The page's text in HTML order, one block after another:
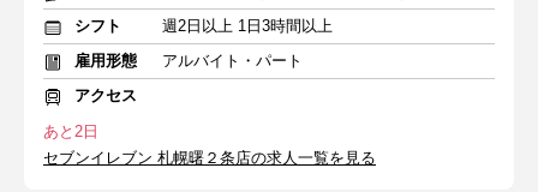
シフト
週2日以上 1日3時間以上
雇用形態
アルバイト・パート
アクセス
あと2日
セブンイレブン 札幌曙２条店の求人一覧を見る